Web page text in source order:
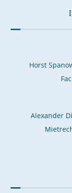
Horst
Alexander